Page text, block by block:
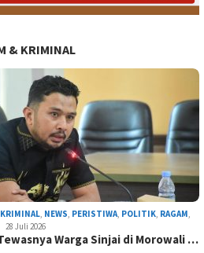
& KRIMINAL
KRIMINAL, NEWS, PERISTIWA, POLITIK, RAGAM,
28 Juli 2026
Warga Sinjai di Morowali …